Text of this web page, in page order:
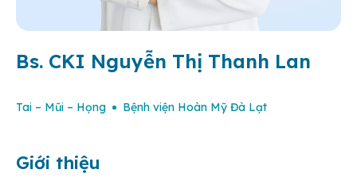
Bs. CKI Nguyễn Thị Thanh Lan
Tai – Mũi – Họng Bệnh viện Hoàn Mỹ Đà Lạt
Giới thiệu